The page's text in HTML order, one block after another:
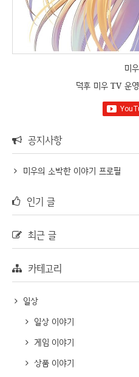
미
덕후 미우 TV 운
공지사항
미우의 소박한 이야기 프로필
인기 글
최근 글
카테고리
일상
일상 이야기
게임 이야기
상품 이야기